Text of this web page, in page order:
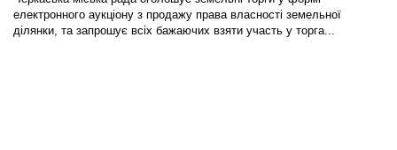
електронного аукціону з продажу права власності земельної
ділянки, та запрошує всіх бажаючих взяти участь у торга...